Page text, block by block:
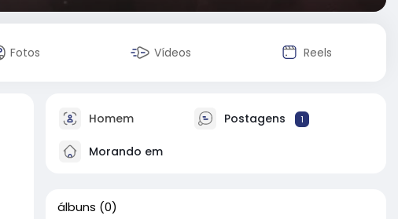
Fotos Vídeos Reels
Homem Postagens 1
Morando em
álbuns (0)